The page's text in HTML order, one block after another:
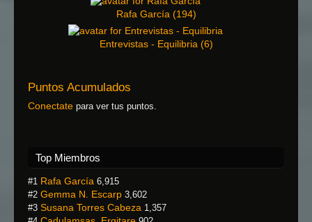
Rafa García (194)
Entrevistas - Equilibria (6)
Puntos Acumulados
Conectate para ver tus puntos.
Top Miembros
#1 Rafa García 6,915
#2 Gemma N. Escarp 3,602
#3 Susana Torres Cabeza 1,357